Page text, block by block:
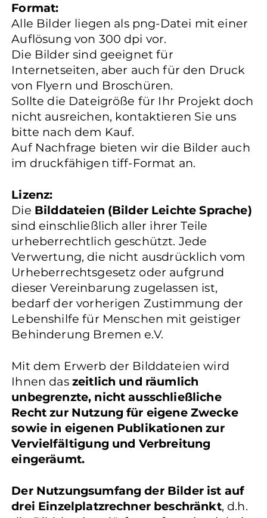
Format:
Alle Bilder liegen als png-Datei mit einer
Auflösung von 300 dpi vor.
Die Bilder sind geeignet für
Internetseiten, aber auch für den Druck
von Flyern und Broschüren.
Sollte die Dateigröße für Ihr Projekt doch
nicht ausreichen, kontaktieren Sie uns
bitte nach dem Kauf.
Auf Nachfrage bieten wir die Bilder auch
im druckfähigen tiff-Format an.
Lizenz:
Die Bilddateien (Bilder Leichte Sprache)
sind einschließlich aller ihrer Teile
urheberrechtlich geschützt. Jede
Verwertung, die nicht ausdrücklich vom
Urheberrechtsgesetz oder aufgrund
dieser Vereinbarung zugelassen ist,
bedarf der vorherigen Zustimmung der
Lebenshilfe für Menschen mit geistiger
Behinderung Bremen e.V.
Mit dem Erwerb der Bilddateien wird
Ihnen das zeitlich und räumlich
unbegrenzte, nicht ausschließliche
Recht zur Nutzung für eigene Zwecke
sowie in eigenen Publikationen zur
Vervielfältigung und Verbreitung
eingeräumt.
Der Nutzungsumfang der Bilder ist auf
drei Einzelplatzrechner beschränkt, d.h.